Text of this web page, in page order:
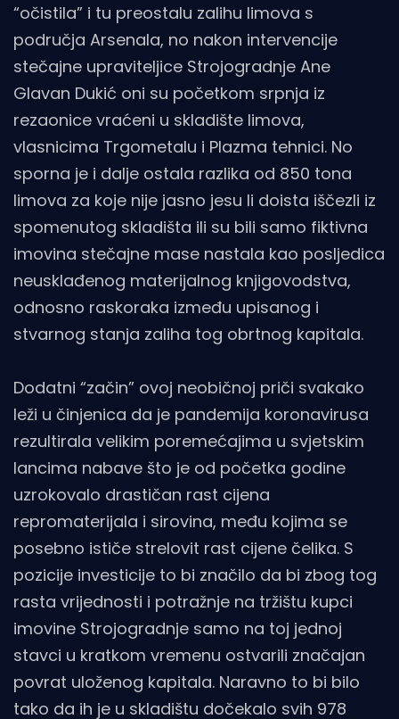
“očistila” i tu preostalu zalihu limova s
područja Arsenala, no nakon intervencije
stečajne upraviteljice Strojogradnje Ane
Glavan Dukić oni su početkom srpnja iz
rezaonice vraćeni u skladište limova,
vlasnicima Trgometalu i Plazma tehnici. No
sporna je i dalje ostala razlika od 850 tona
limova za koje nije jasno jesu li doista iščezli iz
spomenutog skladišta ili su bili samo fiktivna
imovina stečajne mase nastala kao posljedica
neusklađenog materijalnog knjigovodstva,
odnosno raskoraka između upisanog i
stvarnog stanja zaliha tog obrtnog kapitala.
Dodatni “začin” ovoj neobičnoj priči svakako
leži u činjenica da je pandemija koronavirusa
rezultirala velikim poremećajima u svjetskim
lancima nabave što je od početka godine
uzrokovalo drastičan rast cijena
repromaterijala i sirovina, među kojima se
posebno ističe strelovit rast cijene čelika. S
pozicije investicije to bi značilo da bi zbog tog
rasta vrijednosti i potražnje na tržištu kupci
imovine Strojogradnje samo na toj jednoj
stavci u kratkom vremenu ostvarili značajan
povrat uloženog kapitala. Naravno to bi bilo
tako da ih je u skladištu dočekalo svih 978